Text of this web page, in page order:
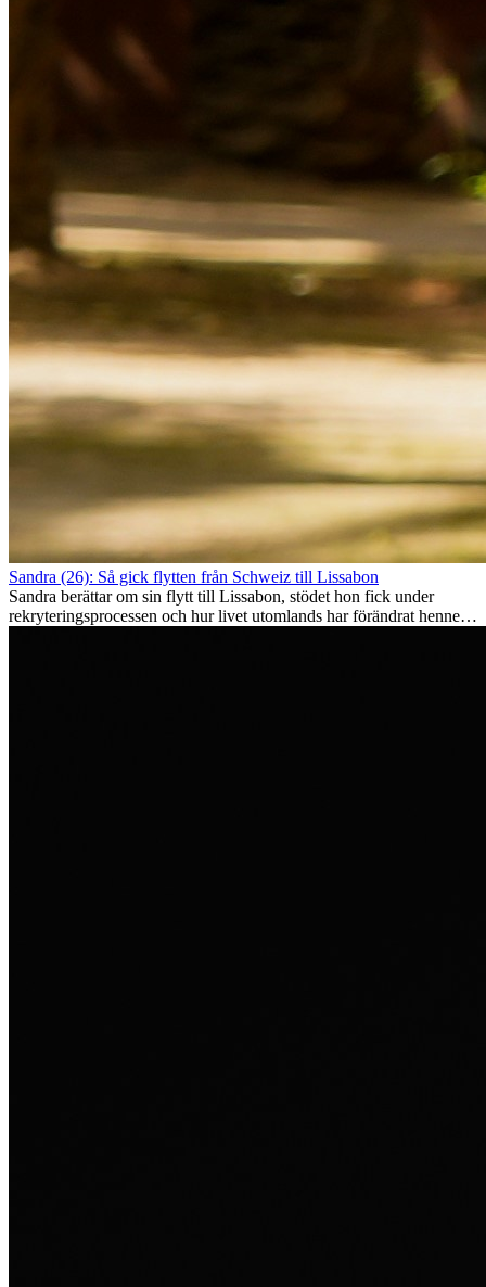
Sandra (26): Så gick flytten från Schweiz till Lissabon
Sandra berättar om sin flytt till Lissabon, stödet hon fick under
rekryteringsprocessen och hur livet utomlands har förändrat henne